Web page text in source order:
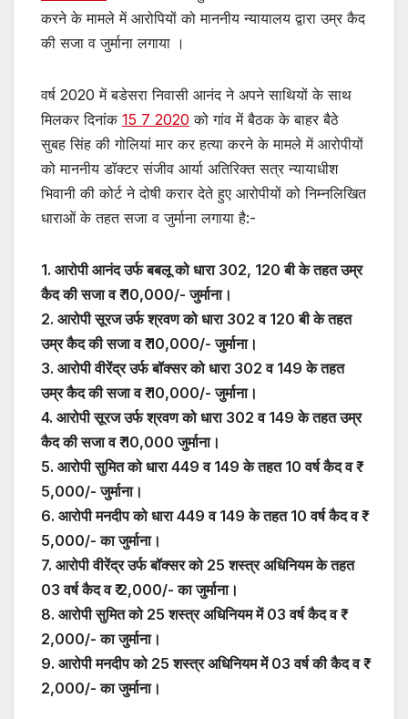
करने के मामले में आरोपियों को माननीय न्यायालय द्वारा उम्र कैद
की सजा व जुर्माना लगाया ।
वर्ष 2020 में बडेसरा निवासी आनंद ने अपने साथियों के साथ
मिलकर दिनांक 15 7 2020 को गांव में बैठक के बाहर बैठे
सुबह सिंह की गोलियां मार कर हत्या करने के मामले में आरोपीयों
को माननीय डॉक्टर संजीव आर्या अतिरिक्त सत्र न्यायाधीश
भिवानी की कोर्ट ने दोषी करार देते हुए आरोपीयों को निम्नलिखित
धाराओं के तहत सजा व जुर्माना लगाया है:-
1. आरोपी आनंद उर्फ बबलू को धारा 302, 120 बी के तहत उम्र
कैद की सजा व ₹ 10,000/- जुर्माना।
2. आरोपी सूरज उर्फ श्रवण को धारा 302 व 120 बी के तहत
उम्र कैद की सजा व ₹ 10,000/- जुर्माना।
3. आरोपी वीरेंद्र उर्फ बॉक्सर को धारा 302 व 149 के तहत
उम्र कैद की सजा व ₹ 10,000/- जुर्माना।
4. आरोपी सूरज उर्फ श्रवण को धारा 302 व 149 के तहत उम्र
कैद की सजा व ₹ 10,000 जुर्माना।
5. आरोपी सुमित को धारा 449 व 149 के तहत 10 वर्ष कैद व ₹
5,000/- जुर्माना।
6. आरोपी मनदीप को धारा 449 व 149 के तहत 10 वर्ष कैद व ₹
5,000/- का जुर्माना।
7. आरोपी वीरेंद्र उर्फ बॉक्सर को 25 शस्त्र अधिनियम के तहत
03 वर्ष कैद व ₹ 2,000/- का जुर्माना।
8. आरोपी सुमित को 25 शस्त्र अधिनियम में 03 वर्ष कैद व ₹
2,000/- का जुर्माना।
9. आरोपी मनदीप को 25 शस्त्र अधिनियम में 03 वर्ष की कैद व ₹
2,000/- का जुर्माना।